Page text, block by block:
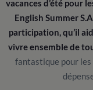
vacances d’été pour
English Summer
participation, qu’il
vivre ensemble de
fantastique pour les